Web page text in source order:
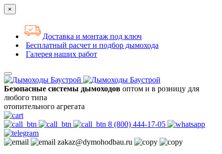
×
Доставка и монтаж под ключ
Бесплатный расчет и подбор дымохода
Галерея наших работ
Безопасные системы дымоходов оптом и в розницу для
любого типа
отопительного агрегата
8 (800) 444-17-05
zakaz@dymohodbau.ru